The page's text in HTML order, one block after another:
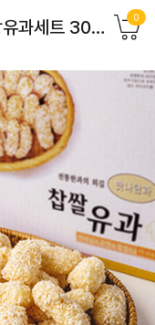
[맛나한과]굿뜨래 복분자&생강유과세트 300gx4(총 1.2kg) 0